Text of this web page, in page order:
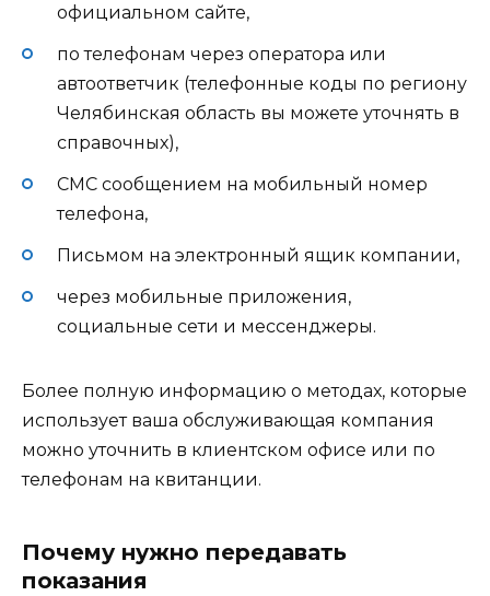
официальном сайте,
по телефонам через оператора или
автоответчик (телефонные коды по региону
Челябинская область вы можете уточнять в
справочных),
СМС сообщением на мобильный номер
телефона,
Письмом на электронный ящик компании,
через мобильные приложения,
социальные сети и мессенджеры.
Более полную информацию о методах, которые
использует ваша обслуживающая компания
можно уточнить в клиентском офисе или по
телефонам на квитанции.
Почему нужно передавать
показания